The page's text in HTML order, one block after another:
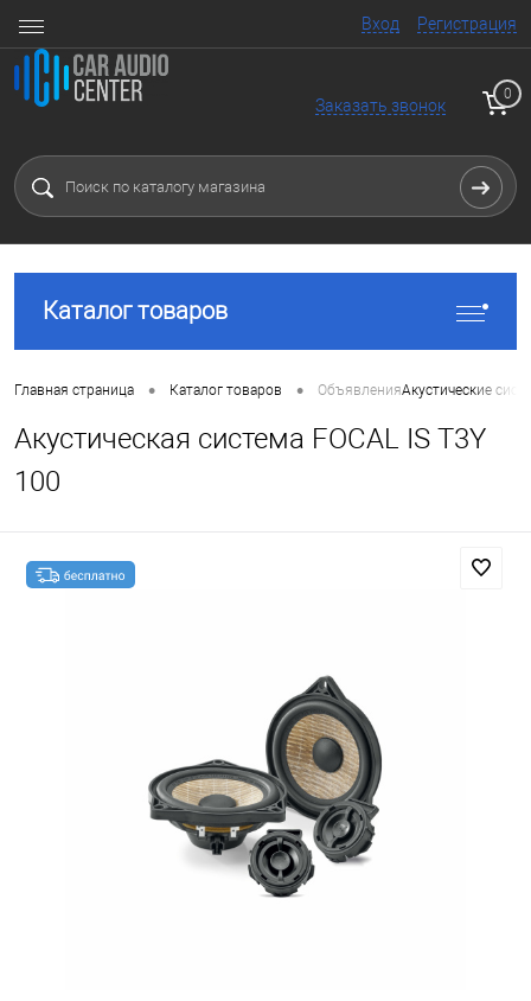
Вход Регистрация
Заказать звонок
0
Каталог товаров
Главная страница • Каталог товаров • ОбъявленияАкустические
Акустическая система FOCAL IS T3Y
100